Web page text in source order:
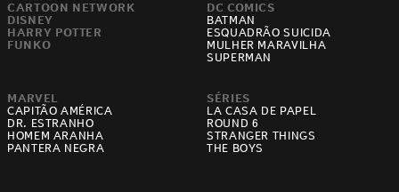
CARTOON NETWORK
DISNEY
HARRY POTTER
FUNKO
DC COMICS
BATMAN
ESQUADRÃO SUICIDA
MULHER MARAVILHA
SUPERMAN
MARVEL
CAPITÃO AMÉRICA
DR. ESTRANHO
HOMEM ARANHA
PANTERA NEGRA
SÉRIES
LA CASA DE PAPEL
ROUND 6
STRANGER THINGS
THE BOYS